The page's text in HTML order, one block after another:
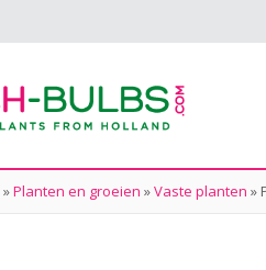
»Planten en groeien »Vaste planten »